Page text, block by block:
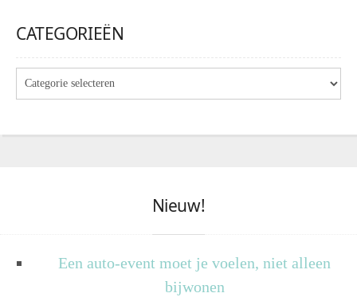
CATEGORIEËN
Nieuw!
Een auto-event moet je voelen, niet alleen
bijwonen